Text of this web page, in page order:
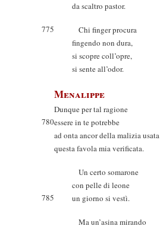
da scaltro pastor.
775
Chi finger procura
fingendo non dura,
si scopre coll’opre,
si sente all’odor.
Menalippe
Dunque per tal ragione
780essere in te potrebbe
ad onta ancor della malizia usata
questa favola mia verificata.
Un certo somarone
con pelle di leone
785
un giorno si vestì.
Ma un’asina mirando